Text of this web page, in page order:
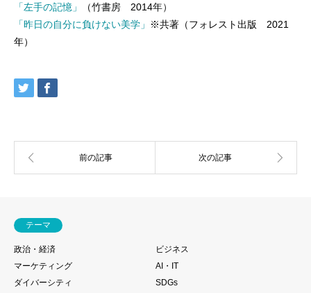
「左手の記憶」
（竹書房 2014年）
「昨日の自分に負けない美学」
※共著（フォレスト出版 2021
年）
テーマ
政治・経済
ビジネス
マーケティング
AI・IT
ダイバーシティ
SDGs